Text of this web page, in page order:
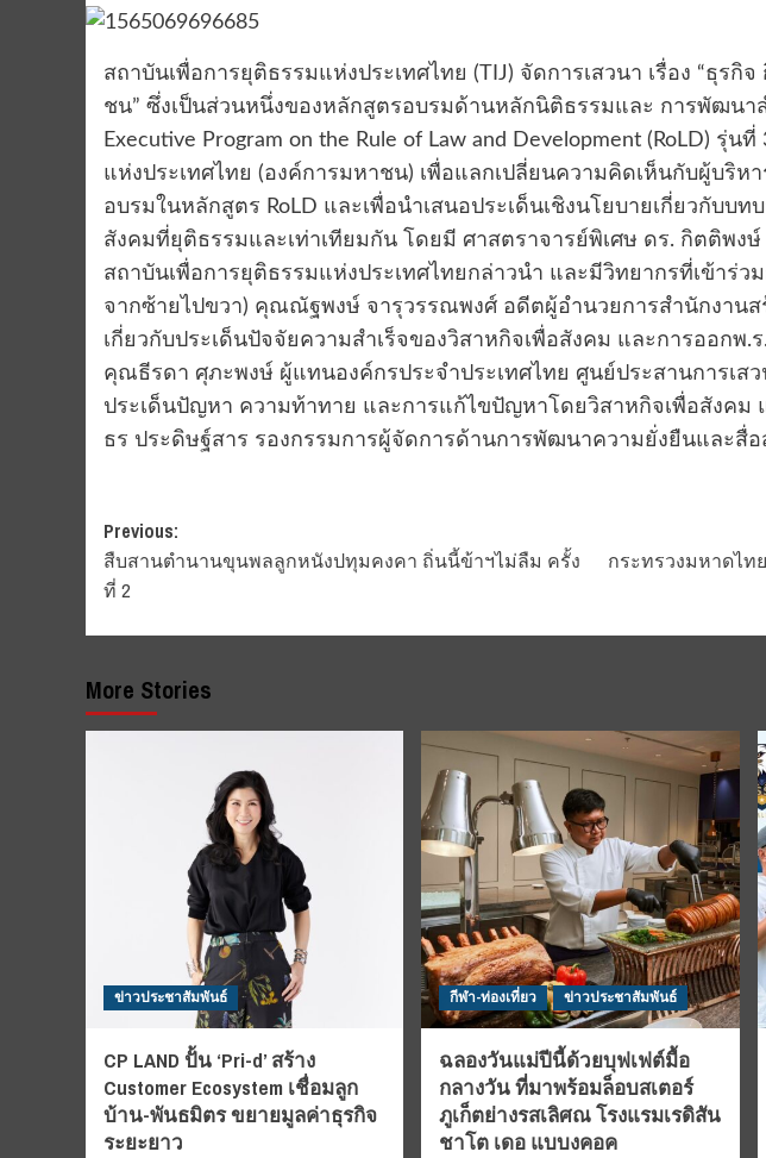
สถาบันเพื่อการยุติธรรมแห่งประเทศไทย (TIJ) จัดการเสวนา เรื่อง “ธุรกิ
ชน” ซึ่งเป็นส่วนหนึ่งของหลักสูตรอบรมด้านหลักนิติธรรมและ การพัฒนา
Executive Program on the Rule of Law and Development (RoLD) รุ่
แห่งประเทศไทย (องค์การมหาชน) เพื่อแลกเปลี่ยนความคิดเห็นกับผู้บริห
อบรมในหลักสูตร RoLD และเพื่อนำเสนอประเด็นเชิงนโยบายเกี่ยวกับบ
สังคมที่ยุติธรรมและเท่าเทียมกัน โดยมี ศาสตราจารย์พิเศษ ดร. กิตติพง
สถาบันเพื่อการยุติธรรมแห่งประเทศไทยกล่าวนำ และมีวิทยากรที่เข้าร่วม
จากซ้ายไปขวา) คุณณัฐพงษ์ จารุวรรณพงศ์ อดีตผู้อำนวยการสำนักงานส
เกี่ยวกับประเด็นปัจจัยความสำเร็จของวิสาหกิจเพื่อสังคม และการออกพ.
คุณธีรดา ศุภะพงษ์ ผู้แทนองค์กรประจำประเทศไทย ศูนย์ประสานการเส
ประเด็นปัญหา ความท้าทาย และการแก้ไขปัญหาโดยวิสาหกิจเพื่อสังคม
ธร ประดิษฐ์สาร รองกรรมการผู้จัดการด้านการพัฒนาความยั่งยืนและสื่
Post
navigation
Previous:
สืบสานตำนานขุนพลลูกหนังปทุมคงคา ถิ่นนี้ข้าฯไม่ลืม ครั้ง
ที่ 2
กระทรวงมหาดไท
More Stories
ข่าวประชาสัมพันธ์
CP LAND ปั้น ‘Pri-d’ สร้าง
Customer Ecosystem เชื่อมลูก
บ้าน-พันธมิตร ขยายมูลค่าธุรกิจ
ระยะยาว
กีฬา-ท่องเที่ยว ข่าวประชาสัมพันธ์
ฉลองวันแม่ปีนี้ด้วยบุฟเฟต์มื้อ
กลางวัน ที่มาพร้อมล็อบสเตอร์
ภูเก็ตย่างรสเลิศณ โรงแรมเรดิสัน
ชาโต เดอ แบบงคอค